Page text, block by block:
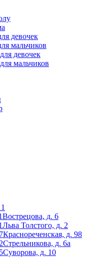
девочек
мальчиков
девочек
мальчиков
Вострецова, д. 6
Льва Толстого, д. 2
Краснореченская, д. 98
Стрельникова, д. 6а
Суворова, д. 10